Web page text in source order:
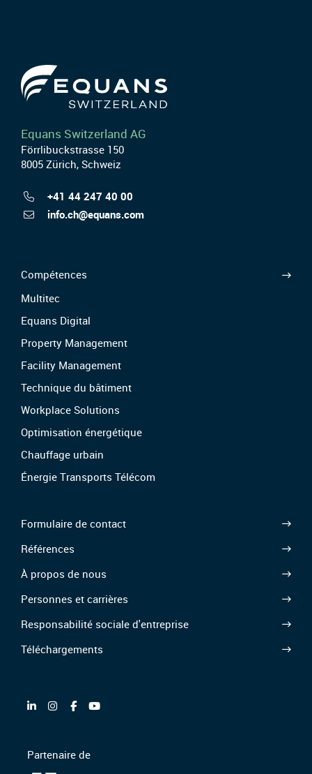
Equans Switzerland AG
Förrlibuckstrasse 150
8005 Zürich, Schweiz
+41 44 247 40 00
info.ch@equans.com
Compétences
Multitec
Equans Digital
Property Management
Facility Management
Technique du bâtiment
Workplace Solutions
Optimisation énergétique
Chauffage urbain
Énergie Transports Télécom
Formulaire de contact
Références
À propos de nous
Personnes et carrières
Responsabilité sociale d'entreprise
Téléchargements
Partenaire de